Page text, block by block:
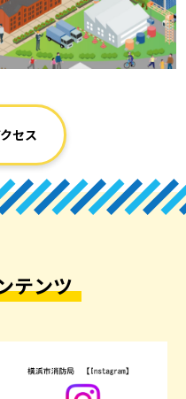
セス
テンツ